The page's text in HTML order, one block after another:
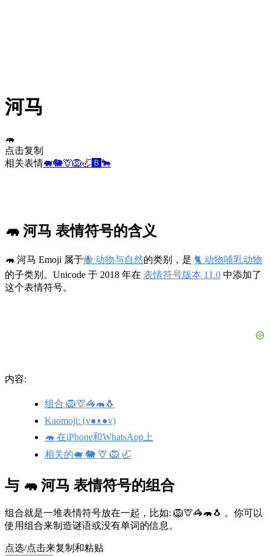
河马
🦛
点击复制
相关表情🐖🐘🦒🦁🦏 🅱️ 🐂
🦛 河马 表情符号的含义
🦛 河马 Emoji 属于🐝 动物与自然的类别，是 🐈 动物哺乳动物
的子类别。Unicode 于 2018 年在 表情符号版本 11.0 中添加了
这个表情符号。
内容:
组合 🦁🦒🦓🦛🐧
Kaomoji: (v●ᴥ●v)
🦛 在iPhone和WhatsApp上
相关的🐖 🐘 🦒 🦁 🦏
与 🦛 河马 表情符号的组合
组合就是一堆表情符号放在一起，比如: 🦁🦒🦓🦛🐧 。你可以
使用组合来制造谜语或没有单词的信息。
点选/点击来复制和粘贴